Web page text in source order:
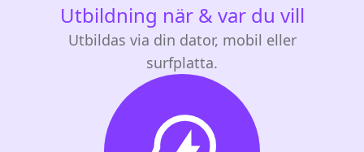
Utbildning när & var du vill
Utbildas via din dator, mobil eller
surfplatta.